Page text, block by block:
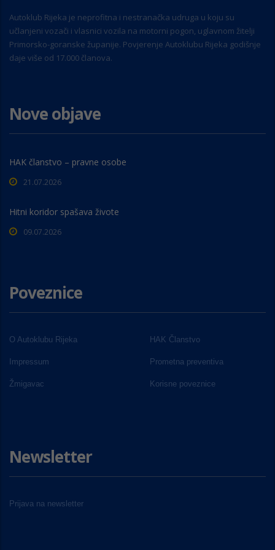
Autoklub Rijeka je neprofitna i nestranačka udruga u koju su
učlanjeni vozači i vlasnici vozila na motorni pogon, uglavnom žitelji
Primorsko-goranske županije. Povjerenje Autoklubu Rijeka godišnje
daje više od 17.000 članova.
Nove objave
HAK članstvo – pravne osobe
21.07.2026
Hitni koridor spašava živote
09.07.2026
Poveznice
O Autoklubu Rijeka HAK Članstvo
Impressum Prometna preventiva
Žmigavac Korisne poveznice
Newsletter
Prijava na newsletter